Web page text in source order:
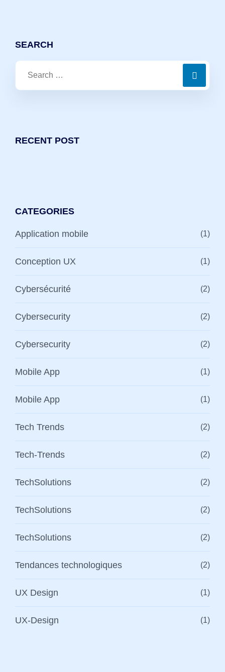
SEARCH
RECENT POST
CATEGORIES
Application mobile (1)
Conception UX (1)
Cybersécurité (2)
Cybersecurity (2)
Cybersecurity (2)
Mobile App (1)
Mobile App (1)
Tech Trends (2)
Tech-Trends (2)
TechSolutions (2)
TechSolutions (2)
TechSolutions (2)
Tendances technologiques (2)
UX Design (1)
UX-Design (1)